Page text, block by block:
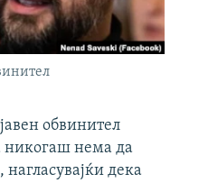
обвинител
никогаш нема да
дека